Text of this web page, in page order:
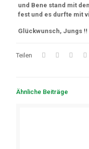
und Bene stand mit
fest und es durfte mit
Glückwunsch, Jungs !!
Teilen
Ähnliche Beiträge